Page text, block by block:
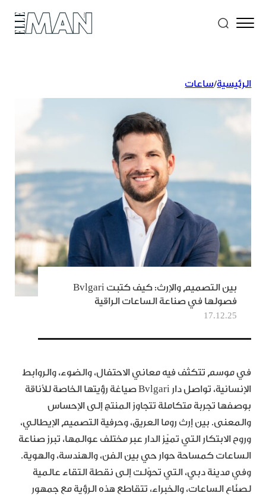
الرئيسية/ساعات
بين التصميم والإرث: كيف كتبت Bvlgari
فصولها في صناعة الساعات الراقية
17.12.25
في موسم تتكثف فيه معاني الاحتفال، والضوء، والروابط
الإنسانية، تواصل دار Bvlgari صياغة رؤيتها الخاصة للأناقة
بوصفها تجربة متكاملة تتجاوز المنتج إلى الإحساس
والمعنى. بين إرث روما العريق، وحرفية التصميم الإيطالي،
وروح الابتكار التي تميّز الدار عبر مختلف عوالمها، تبرز صناعة
الساعات كمساحة حوار حي بين الفن، والهندسة، والهوية.
وفي مدينة دبي، التي تحوّلت إلى نقطة التقاء عالمية
لصنّاع الساعات، والخبراء، تتقاطع هذه الرؤية مع جمهور